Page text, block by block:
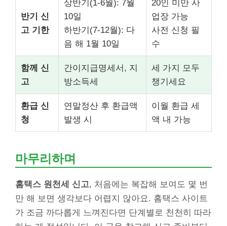
반기 신
고 기한
상반기(1-6월): 7월
10일
하반기(7-12월): 다
음 해 1월 10일
20인 미만 사
업장 가능
사전 신청 필
수
함께 신
고
간이지급명세서, 지
방소득세
세 가지 모두
챙기세요
환급 신
청
연말정산 후 환급액
발생 시
이월 환급 세
액 내 가능
마무리하며
홈택스 원천세 신고, 처음에는 복잡해 보여도 몇 번
만 해 보면 생각보다 어렵지 않아요. 홈택스 사이트
가 조금 까다롭게 느껴진다면 단계별로 천천히 따라